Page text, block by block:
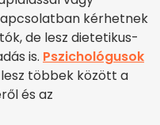
kérhetnek
de lesz dietetikus-
is. Pszichológusok
többek között a
és az